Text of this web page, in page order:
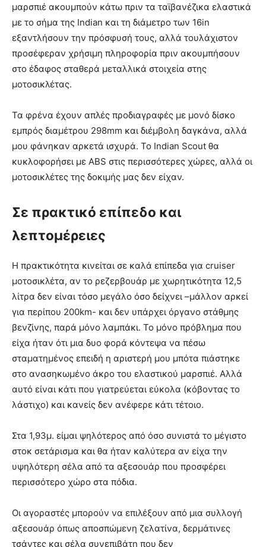
μαρσπιέ ακουμπούν κάτω πριν τα ταϊβανέζικα ελαστικά
με το σήμα της Indian και τη διάμετρο των 16in
εξαντλήσουν την πρόσφυσή τους, αλλά τουλάχιστον
προσέφεραν χρήσιμη πληροφορία πριν ακουμπήσουν
στο έδαφος σταθερά μεταλλικά στοιχεία στης
μοτοσικλέτας.
Τα φρένα έχουν απλές προδιαγραφές με μονό δίσκο
εμπρός διαμέτρου 298mm και διέμβολη δαγκάνα, αλλά
μου φάνηκαν αρκετά ισχυρά. Το Indian Scout θα
κυκλοφορήσει με ABS στις περισσότερες χώρες, αλλά οι
μοτοσικλέτες της δοκιμής μας δεν είχαν.
Σε πρακτικό επίπεδο και
λεπτομέρειες
Η πρακτικότητα κινείται σε καλά επίπεδα για cruiser
μοτοσικλέτα, αν το ρεζερβουάρ με χωρητικότητα 12,5
λίτρα δεν είναι τόσο μεγάλο όσο δείχνει –μάλλον αρκεί
για περίπου 200km- και δεν υπάρχει όργανο στάθμης
βενζίνης, παρά μόνο λαμπάκι. Το μόνο πρόβλημα που
είχα ήταν ότι μια δυο φορά κόντεψα να πέσω
σταματημένος επειδή η αριστερή μου μπότα πιάστηκε
στο ανασηκωμένο άκρο του ελαστικού μαρσπιέ. Αλλά
αυτό είναι κάτι που γιατρεύεται εύκολα (κόβοντας το
λάστιχο) και κανείς δεν ανέφερε κάτι τέτοιο.
Στα 1,93μ. είμαι ψηλότερος από όσο συνιστά το μέγιστο
στοκ σετάρισμα και θα ήταν καλύτερα αν είχα την
υψηλότερη σέλα από τα αξεσουάρ που προσφέρει
περισσότερο χώρο στα πόδια.
Οι αγοραστές μπορούν να επιλέξουν από μια συλλογή
αξεσουάρ όπως αποσπώμενη ζελατίνα, δερμάτινες
τσάντες και σέλα συνεπιβάτη που δεν